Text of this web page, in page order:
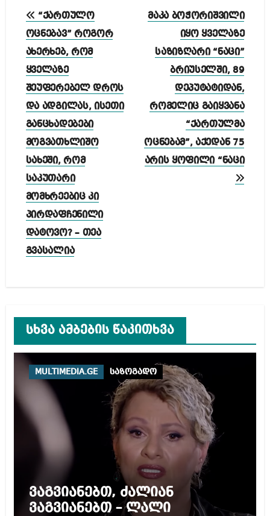
პოსტის
ნავიგაცია
“ქართულო
ოცნებავ” როგორ
ახერხებ, რომ
ყველაზე
შეუფერებელ დროს
და ადგილას, ისეთი
განცხადებები
მოგვათხლიშო
სახეში, რომ
საკუთარი
მომხრეებიც კი
პირდაფჩენილი
დატოვო? – თეა
გვასალია
მაკა ბოჭორიშვილი
იყო ყველაზე
საზიზღარი “ნაცი”
ბრიუსელში, 89
დეპუტატიდან,
რომელიც გაიყვანა
“ქართულმა
ოცნებამ”, აქედან 75
არის ყოფილი “ნაცი
სხვა ამბების წაკითხვა
MULTIMEDIA.GE საზოგადო
ვაგვიანებთ, ძალიან
ვაგვიანებთ – ლალი